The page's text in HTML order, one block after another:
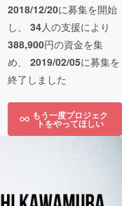
2018/12/20に募集を開始
し、 34人の支援により
388,900円の資金を集
め、 2019/02/05に募集を
終了しました
もう一度プロジェク
トをやってほしい